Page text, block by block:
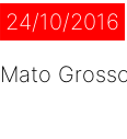
24/10/2016
Mato